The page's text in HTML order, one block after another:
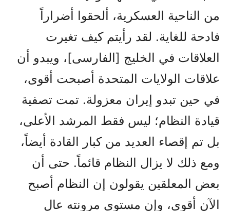
من الناحية العسكرية، ألحقوا أضراراً
فادحة للغاية. لقد رأيتم كيف تغيرت
العلاقات في الخليج [الفارسی]، ويبدو أن
علاقات الولايات المتحدة أصبحت أقوى،
في حين تبدو إيران معزولة. تمت تصفية
قيادة النظام؛ ليس فقط المرشد الأعلى،
بل تم إقصاء العديد من كبار القادة أيضاً،
ومع ذلك لا يزال النظام قائماً. حتى أن
بعض المعلقين يقولون إن النظام أصبح
الآن أقوى، وإن مستوى مرونته عالٍ